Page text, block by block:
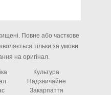
Повне або часткове
тільки за умови
на оригінал.
Культура
Надзвичайне
Закарпаття